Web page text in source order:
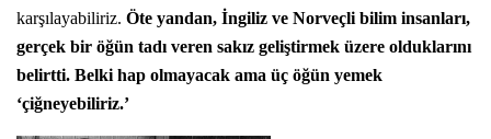
karşılayabiliriz. Öte yandan, İngiliz ve Norveçli bilim insanları,
gerçek bir öğün tadı veren sakız geliştirmek üzere olduklarını
belirtti. Belki hap olmayacak ama üç öğün yemek
‘çiğneyebiliriz.’